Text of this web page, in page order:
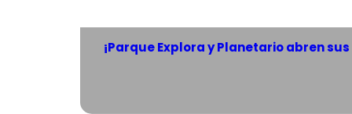
¡Parque Explora y Planetario abren